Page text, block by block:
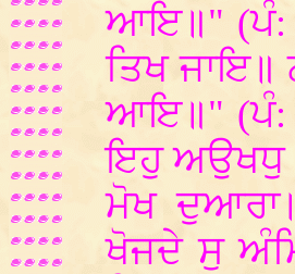
ਆਇ॥" (ਪੰ:
ਤਿਖ ਜਾਇ॥
ਆਇ॥" (ਪੰ:
ਇਹੁ ਅਉਖਧੁ
ਮੋਖ
ਖੋਜਦੇ ਸੁ